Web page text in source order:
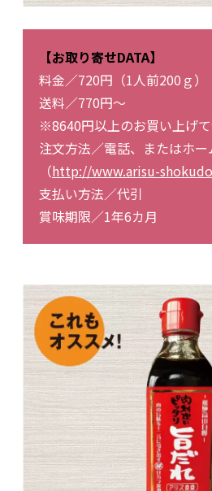
【お取り寄せDATA】
料金／720円（1人前200ｇ）
送料／770円～
※8640円以上のお買い上げ
注文方法／電話、またはホー
（http://www.arisu-
支払い方法／代引
賞味期限／1年6カ月